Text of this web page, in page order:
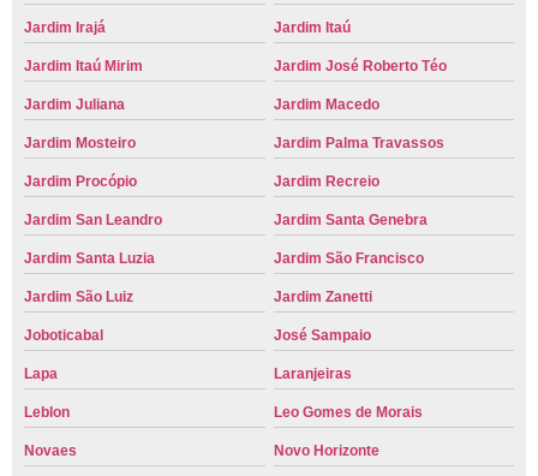
Jardim Irajá Jardim Itaú
Jardim Itaú Mirim Jardim José Roberto Téo
Jardim Juliana Jardim Macedo
Jardim Mosteiro Jardim Palma Travassos
Jardim Procópio Jardim Recreio
Jardim San Leandro Jardim Santa Genebra
Jardim Santa Luzia Jardim São Francisco
Jardim São Luiz Jardim Zanetti
Joboticabal José Sampaio
Lapa Laranjeiras
Leblon Leo Gomes de Morais
Novaes Novo Horizonte